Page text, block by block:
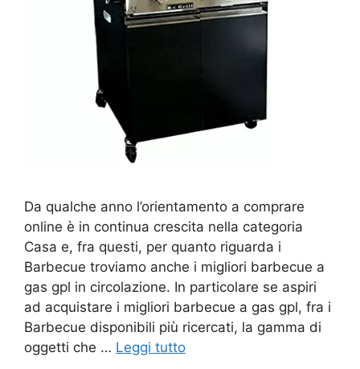
Da qualche anno l’orientamento a comprare
online è in continua crescita nella categoria
Casa e, fra questi, per quanto riguarda i
Barbecue troviamo anche i migliori barbecue a
gas gpl in circolazione. In particolare se aspiri
ad acquistare i migliori barbecue a gas gpl, fra i
Barbecue disponibili più ricercati, la gamma di
oggetti che … Leggi tutto